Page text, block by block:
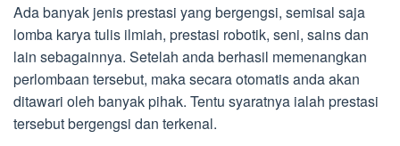
Ada banyak jenis prestasi yang bergengsi, semisal saja
lomba karya tulis ilmiah, prestasi robotik, seni, sains dan
lain sebagainnya. Setelah anda berhasil memenangkan
perlombaan tersebut, maka secara otomatis anda akan
ditawari oleh banyak pihak. Tentu syaratnya ialah prestasi
tersebut bergengsi dan terkenal.